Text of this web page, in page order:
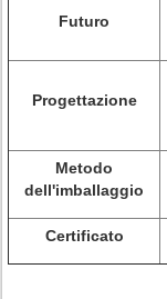
Futuro
Progettazione
Metodo
dell'imballaggio
Certificato